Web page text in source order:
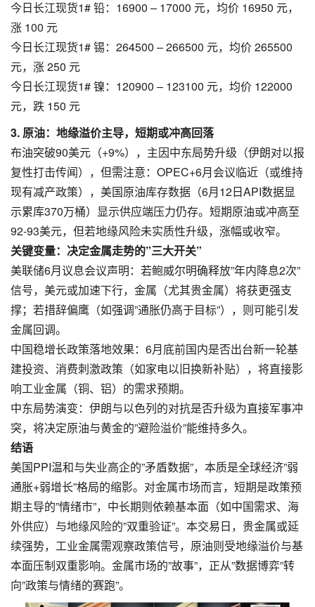
今日长江现货1# 铅：16900 – 17000 元，均价 16950 元，
涨 100 元​
今日长江现货1# 锡：264500 – 266500 元，均价 265500
元，涨 250 元​
今日长江现货1# 镍：120900 – 123100 元，均价 122000
元，跌 150 元
3. 原油：地缘溢价主导，短期或冲高回落​
布油突破90美元（+9%），主因中东局势升级（伊朗对以报
复性打击传闻），但需注意：OPEC+6月会议临近（或维持
现有减产政策），美国原油库存数据（6月12日API数据显
示累库370万桶）显示供应端压力仍存。短期原油或冲高至
92-93美元，但若地缘风险未实质性升级，涨幅或收窄。
关键变量：决定金属走势的”三大开关”​​
​美联储6月议息会议声明​：若鲍威尔明确释放”年内降息2次”
信号，美元或加速下行，金属（尤其贵金属）将获更强支
撑；若措辞偏鹰（如强调”通胀仍高于目标”），则可能引发
金属回调。
​中国稳增长政策落地效果​：6月底前国内是否出台新一轮基
建投资、消费刺激政策（如家电以旧换新补贴），将直接影
响工业金属（铜、铝）的需求预期。
​中东局势演变​：伊朗与以色列的对抗是否升级为直接军事冲
突，将决定原油与黄金的”避险溢价”能维持多久。
​结语​
美国PPI温和与失业高企的”矛盾数据”，本质是全球经济”弱
通胀+弱增长”格局的缩影。对金属市场而言，短期是政策预
期主导的”情绪市”，中长期则依赖基本面（如中国需求、海
外供应）与地缘风险的”双重验证”。本交易日，贵金属或延
续强势，工业金属需观察政策信号，原油则受地缘溢价与基
本面压制双重影响。金属市场的”故事”，正从”数据博弈”转
向”政策与情绪的赛跑”。